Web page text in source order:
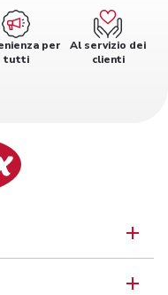
per
tutti
Al servizio dei
clienti